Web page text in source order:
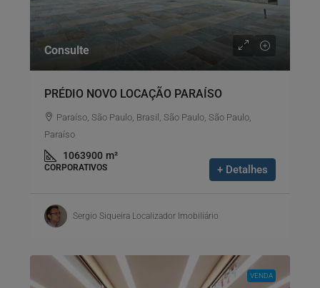
Consulte
PRÉDIO NOVO LOCAÇÃO PARAÍSO
Paraíso, São Paulo, Brasil, São Paulo, São Paulo,
Paraíso
1063900 m²
CORPORATIVOS + Detalhes
Sergio Siqueira Localizador Imobiliário
VENDA